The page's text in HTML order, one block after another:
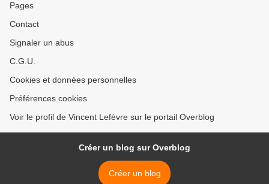
Pages
Contact
Signaler un abus
C.G.U.
Cookies et données personnelles
Préférences cookies
Voir le profil de Vincent Lefèvre sur le portail Overblog
Créer un blog sur Overblog
Créer un blog